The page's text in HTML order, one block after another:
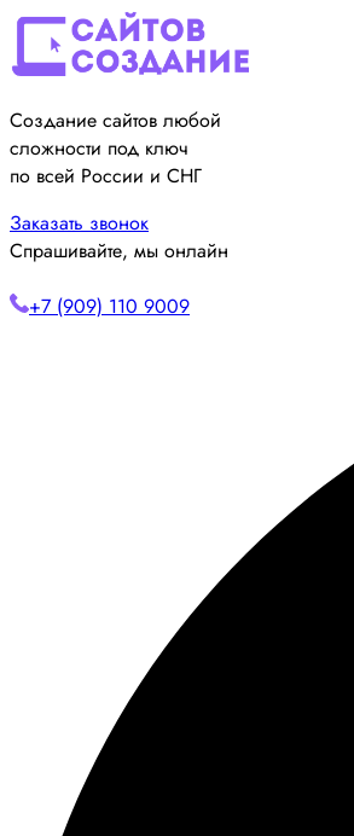
Создание сайтов любой
сложности под ключ
по всей России и СНГ
Заказать звонок
Спрашивайте, мы онлайн
+7 (909) 110 9009